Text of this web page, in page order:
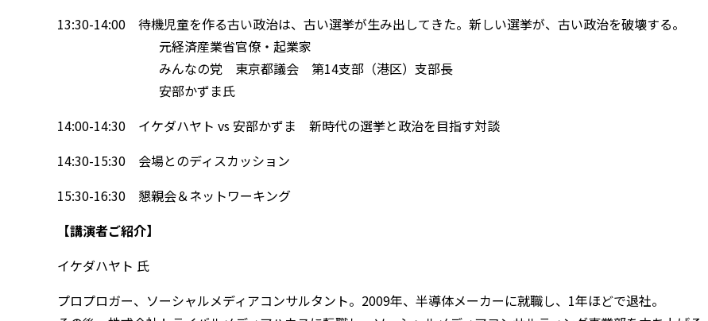
13:30-14:00 待機児童を作る古い政治は、古い選挙が生み出してきた。新しい選挙が、古い政治を破壊する。
元経済産業省官僚・起業家
みんなの党 東京都議会 第14支部（港区）支部長
安部かずま氏
14:00-14:30 イケダハヤト vs 安部かずま 新時代の選挙と政治を目指す対談
14:30-15:30 会場とのディスカッション
15:30-16:30 懇親会＆ネットワーキング
【講演者ご紹介】
イケダハヤト 氏
プロプロガー、ソーシャルメディアコンサルタント。2009年、半導体メーカーに就職し、1年ほどで退社。